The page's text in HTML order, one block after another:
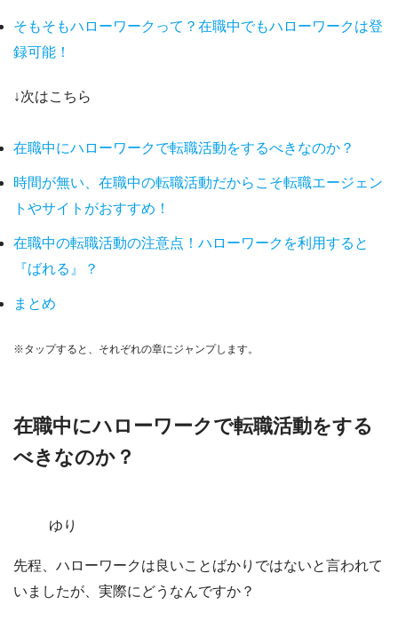
そもそもハローワークって？在職中でもハローワークは登
録可能！
↓次はこちら
在職中にハローワークで転職活動をするべきなのか？
時間が無い、在職中の転職活動だからこそ転職エージェン
トやサイトがおすすめ！
在職中の転職活動の注意点！ハローワークを利用すると
『ばれる』？
まとめ
※タップすると、それぞれの章にジャンプします。
在職中にハローワークで転職活動をする
べきなのか？
ゆり
先程、ハローワークは良いことばかりではないと言われて
いましたが、実際にどうなんですか？